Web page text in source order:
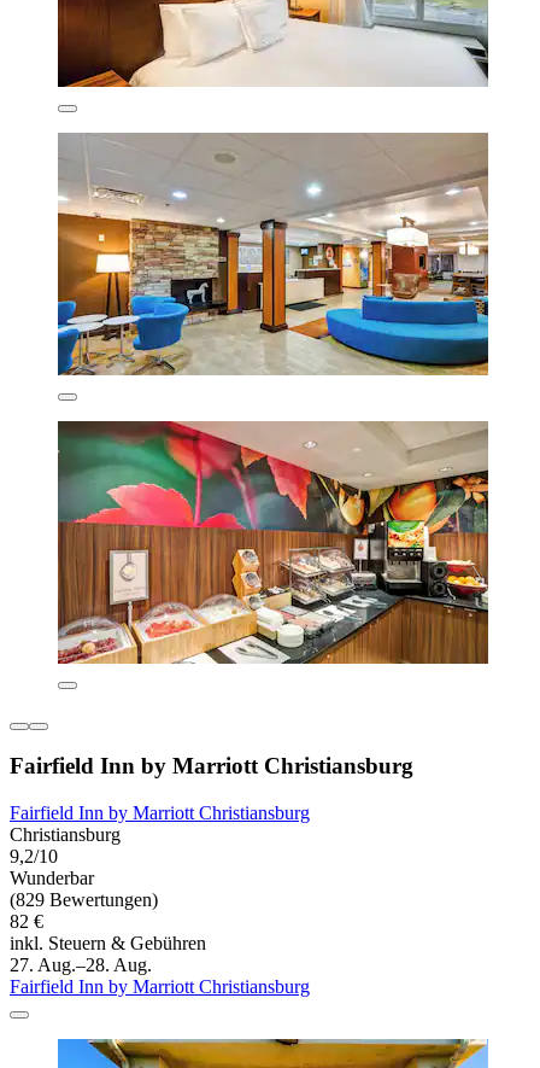
Fairfield Inn by Marriott Christiansburg
Fairfield Inn by Marriott Christiansburg
Christiansburg
9,2/10
Wunderbar
(829 Bewertungen)
82 €
inkl. Steuern & Gebühren
27. Aug.–28. Aug.
Fairfield Inn by Marriott Christiansburg